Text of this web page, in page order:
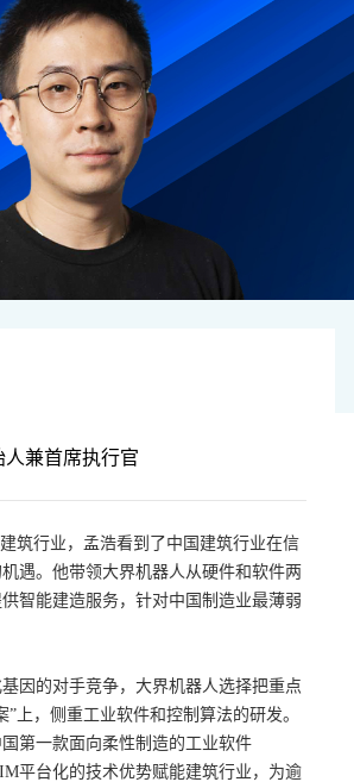
兼首席执行官
筑行业，孟浩看到了中国建筑行业在信
遇。他带领大界机器人从硬件和软件两
智能建造服务，针对中国制造业最薄弱
因的对手竞争，大界机器人选择把重点
”上，侧重工业软件和控制算法的研发。
第一款面向柔性制造的工业软件
平台化的技术优势赋能建筑行业，为逾